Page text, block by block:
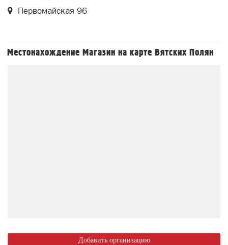
Первомайская 96
Местонахождение Магазин на карте Вятских Полян
Добавить организацию